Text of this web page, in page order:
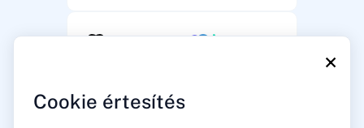
×
Cookie értesítés
vs